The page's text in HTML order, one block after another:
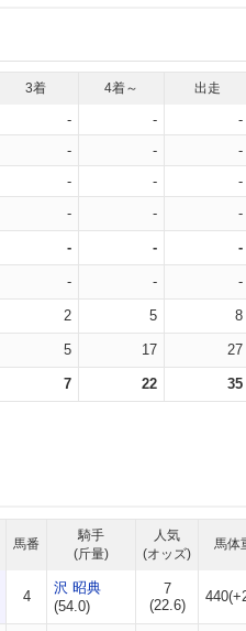
3着 4着～ 出走
- - -
- - -
- - -
- - -
- - -
- - -
2 5 8
5 17 27
7 22 35
馬番
騎手
(斤量)
人気
(オッズ)
馬体
4
沢 昭典
(54.0)
7
(22.6)